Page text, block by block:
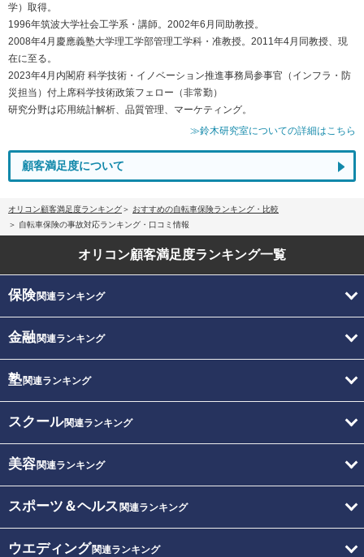
学）取得。
1996年筑波大学社会工学系・講師。2002年6月同助教授。
2008年4月慶應義塾大学理工学部管理工学科・准教授。2011年4月同教授、現
在に至る。
2023年4月内閣府 科学技術・イノベーション推進事務局参事官（インフラ・防
災担当）付上席科学技術政策フェロー（非常勤）
研究分野は応用統計解析、品質管理、マーケティング。
≫鈴木研究室についての詳細はこちら
顧客満足度について
オリコン顧客満足度ランキング
おすすめの自転車保険ランキング・比較
自転車保険の事故対応ランキング・口コミ情報
オリコン顧客満足度ランキング一覧
保険関連ランキング
金融関連ランキング
塾関連ランキング
スクール関連ランキング
美容関連ランキング
スポーツ＆ヘルス 関連ランキング
ウエディング関連ランキング